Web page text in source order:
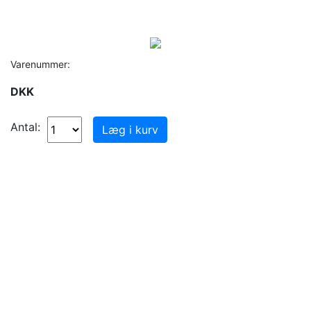
Varenummer:
DKK
Antal: